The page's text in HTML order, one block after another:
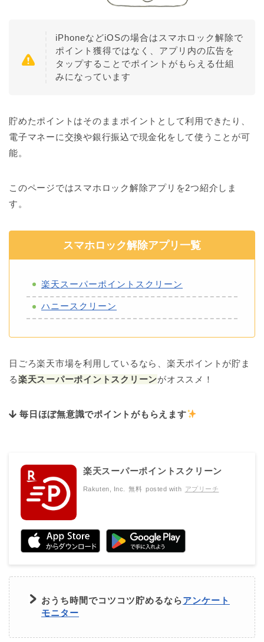
iPhoneなどiOSの場合はスマホロック解除で
ポイント獲得ではなく、アプリ内の広告を
タップすることでポイントがもらえる仕組
みになっています
貯めたポイントはそのままポイントとして利用できたり、
電子マネーに交換や銀行振込で現金化をして使うことが可
能。
このページではスマホロック解除アプリを2つ紹介しま
す。
スマホロック解除アプリ一覧
楽天スーパーポイントスクリーン
ハニースクリーン
日ごろ楽天市場を利用しているなら、楽天ポイントが貯ま
る楽天スーパーポイントスクリーンがオススメ！
毎日ほぼ無意識でポイントがもらえます
楽天スーパーポイントスクリーン
Rakuten, Inc. 無料 posted with アプリーチ
おうち時間でコツコツ貯めるならアンケート
モニター